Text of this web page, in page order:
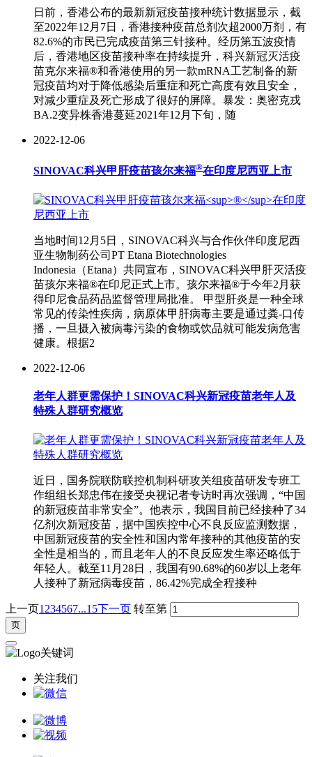
日前，香港公布的最新新冠疫苗接种统计数据显示，截
至2022年12月7日，香港接种疫苗总剂次超2000万剂，有
82.6%的市民已完成疫苗第三针接种。经历第五波疫情
后，香港地区疫苗接种率在持续提升，科兴新冠灭活疫
苗克尔来福®和香港使用的另一款mRNA工艺制备的新
冠疫苗均对于降低感染后重症和死亡高度有效且安全，
对减少重症及死亡形成了很好的屏障。暴发：奥密克戎
BA.2变异株香港蔓延2021年12月下旬，随
2022-12-06
SINOVAC科兴甲肝疫苗孩尔来福®在印度尼西亚上市
当地时间12月5日，SINOVAC科兴与合作伙伴印度尼西
亚生物制药公司PT Etana Biotechnologies
Indonesia（Etana）共同宣布，SINOVAC科兴甲肝灭活疫
苗孩尔来福®在印尼正式上市。孩尔来福®于今年2月获
得印尼食品药品监督管理局批准。 甲型肝炎是一种全球
常见的传染性疾病，病原体甲肝病毒主要是通过粪-口传
播，一旦摄入被病毒污染的食物或饮品就可能发病危害
健康。根据2
2022-12-06
老年人群更需保护！SINOVAC科兴新冠疫苗老年人及
特殊人群研究概览
近日，国务院联防联控机制科研攻关组疫苗研发专班工
作组组长郑忠伟在接受央视记者专访时再次强调，“中国
的新冠疫苗非常安全”。他表示，我国目前已经接种了34
亿剂次新冠疫苗，据中国疾控中心不良反应监测数据，
中国新冠疫苗的安全性和国内常年接种的其他疫苗的安
全性是相当的，而且老年人的不良反应发生率还略低于
年轻人。截至11月28日，我国有90.68%的60岁以上老年
人接种了新冠病毒疫苗，86.42%完成全程接种
上一页1 234567...15下一页 转至第
关注我们